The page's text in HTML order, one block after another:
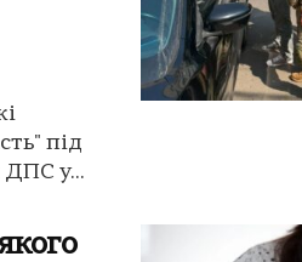
під
ДПС у...